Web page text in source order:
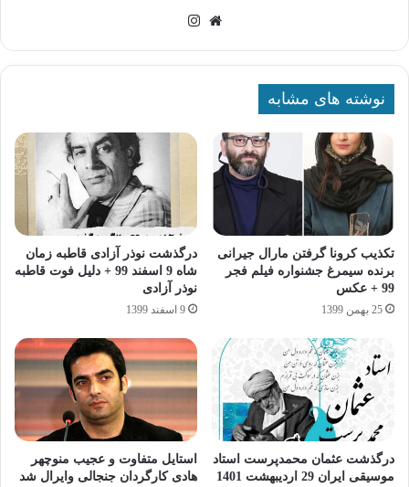
وبسایت
نوشته های مشابه
تکذیب کرونا گرفتن مارال جیرانی
برنده سیمرغ جشنواره فیلم فجر
99 + عکس
25 بهمن 1399
درگذشت نوذر آزادی قاطبه زمان
شاه 9 اسفند 99 + دلیل فوت قاطبه
نوذر آزادی
9 اسفند 1399
درگذشت عثمان محمدپرست استاد
موسیقی ایران 29 اردیبهشت 1401
استایل متفاوت و عجیب منوچهر
هادی کارگردان جنجالی وایرال شد